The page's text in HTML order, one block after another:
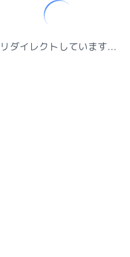
リダイレクトしています...